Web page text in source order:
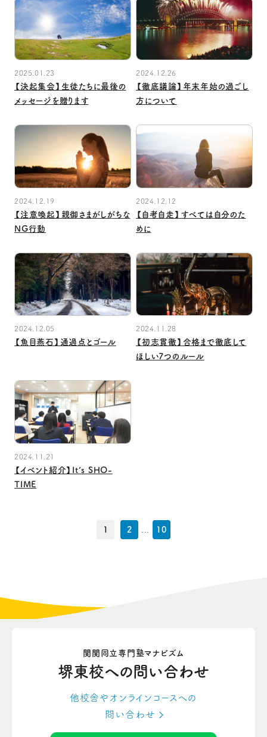
2025.01.23
【決起集会】生徒たちに最後の
メッセージを贈ります
2024.12.26
【徹底議論】年末年始の過ごし
方について
2024.12.19
【注意喚起】親御さまがしがちな
NG行動
2024.12.12
【自考自走】すべては自分のた
めに
2024.12.05
【魚目燕石】通過点とゴール
2024.11.28
【初志貫徹】合格まで徹底して
ほしい7つのルール
2024.11.21
【イベント紹介】It’s SHO-
TIME
1 2 ... 10
関関同立専門塾マナビズム
堺東校への問い合わせ
他校舎やオンラインコースへの
問い合わせ